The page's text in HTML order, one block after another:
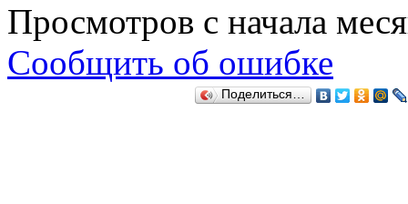
Просмотров с начала
Сообщить об ошибке
Поделиться…